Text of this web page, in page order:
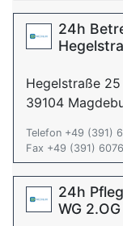
24h
Hegelstraße 25
39104
Telefon +49 (391)
Fax +49 (391)
24h
WG 2.OG